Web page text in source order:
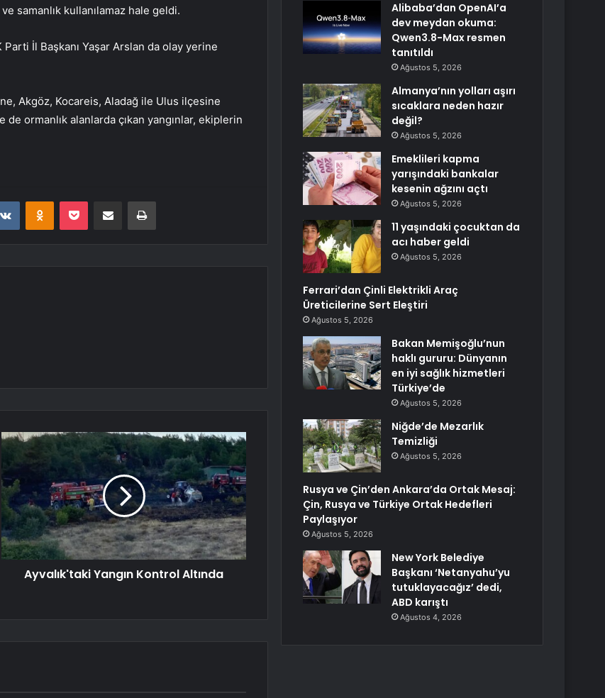
samanlık kullanılamaz hale geldi.
İl Başkanı Yaşar Arslan da olay yerine
Akgöz, Kocareis, Aladağ ile Ulus ilçesine
ormanlık alanlarda çıkan yangınlar, ekiplerin
VKontakteOdnoklassniki
Pocket E-Posta ile paylaş Yazdır
Ayvalık'taki Yangın Kontrol Altında
Alibaba’dan OpenAI’a
dev meydan okuma:
Qwen3.8-Max resmen
tanıtıldı
Ağustos 5, 2026
Almanya’nın yolları aşırı
sıcaklara neden hazır
değil?
Ağustos 5, 2026
Emeklileri kapma
yarışındaki bankalar
kesenin ağzını açtı
Ağustos 5, 2026
11 yaşındaki çocuktan da
acı haber geldi
Ağustos 5, 2026
Ferrari’dan Çinli Elektrikli Araç
Üreticilerine Sert Eleştiri
Ağustos 5, 2026
Bakan Memişoğlu’nun
haklı gururu: Dünyanın
en iyi sağlık hizmetleri
Türkiye’de
Ağustos 5, 2026
Niğde’de Mezarlık
Temizliği
Ağustos 5, 2026
Rusya ve Çin’den Ankara’da Ortak Mesaj:
Çin, Rusya ve Türkiye Ortak Hedefleri
Paylaşıyor
Ağustos 5, 2026
New York Belediye
Başkanı ‘Netanyahu’yu
tutuklayacağız’ dedi,
ABD karıştı
Ağustos 4, 2026